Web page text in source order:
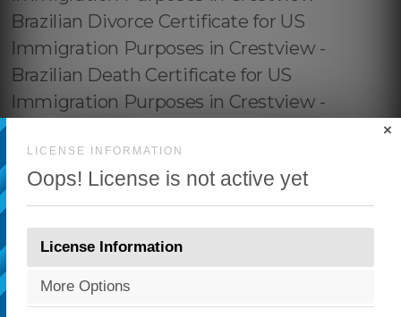
LICENSE INFORMATION
Oops! License is not active yet
×
License Information
More Options